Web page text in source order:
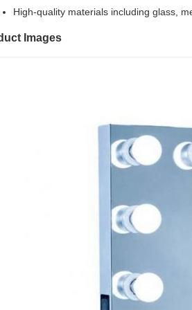
High-quality materials including glass,
Images
पहले ऑर्डर पर 10% की
और टेक्स्ट संदेश प्राप्त करने